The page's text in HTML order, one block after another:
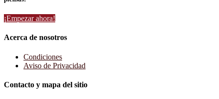
¡Empezar ahora!
Acerca de nosotros
Condiciones
Aviso de Privacidad
Contacto y mapa del sitio